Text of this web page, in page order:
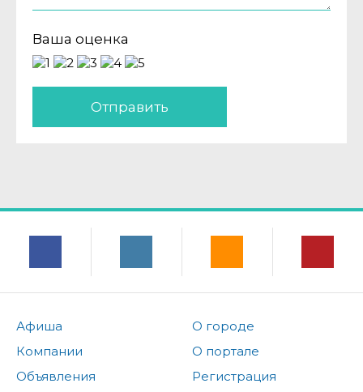
Ваша оценка
Отправить
Афиша
Компании
Объявления
О городе
О портале
Регистрация